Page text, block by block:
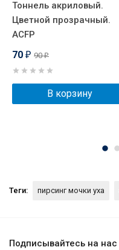
Тоннель акриловый.
Цветной прозрачный.
ACFP
70 ₽ 90₽
В корзину
Теги: пирсинг мочки уха
Подписывайтесь на нас